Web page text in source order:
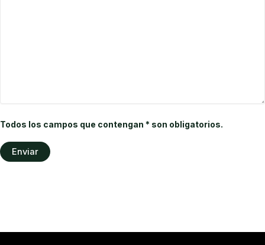
Todos los campos que contengan * son obligatorios.